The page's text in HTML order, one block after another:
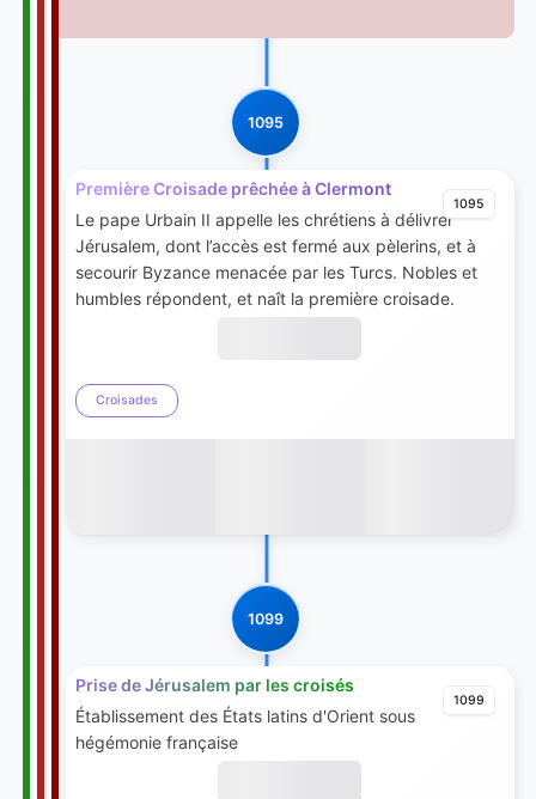
1095
1095
Première Croisade prêchée à Clermont
Le pape Urbain II appelle les chrétiens à délivrer
Jérusalem, dont l’accès est fermé aux pèlerins, et à
secourir Byzance menacée par les Turcs. Nobles et
humbles répondent, et naît la première croisade.
Croisades
1099
1099
Prise de Jérusalem par les croisés
Établissement des États latins d'Orient sous
hégémonie française